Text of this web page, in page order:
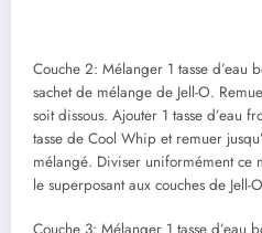
Couche 2: Mélanger 1 tasse d’eau
sachet de mélange de Jell-O.
soit dissous. Ajouter 1 tasse d’eau
tasse de Cool Whip et remuer
mélangé. Diviser uniformément ce
le superposant aux couches de